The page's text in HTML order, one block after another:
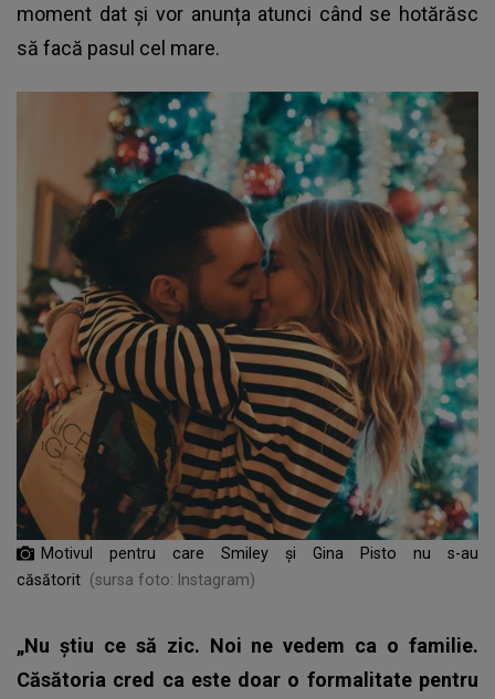
moment dat și vor anunța atunci când se hotărăsc
să facă pasul cel mare.
Motivul pentru care Smiley și Gina Pisto nu s-au
căsătorit (sursa foto: Instagram)
„Nu știu ce să zic. Noi ne vedem ca o familie.
Căsătoria cred ca este doar o formalitate pentru